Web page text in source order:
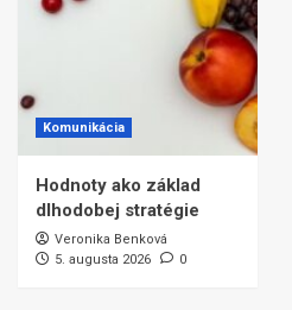
Komunikácia
Hodnoty ako základ
dlhodobej stratégie
Veronika Benková
5. augusta 2026
0